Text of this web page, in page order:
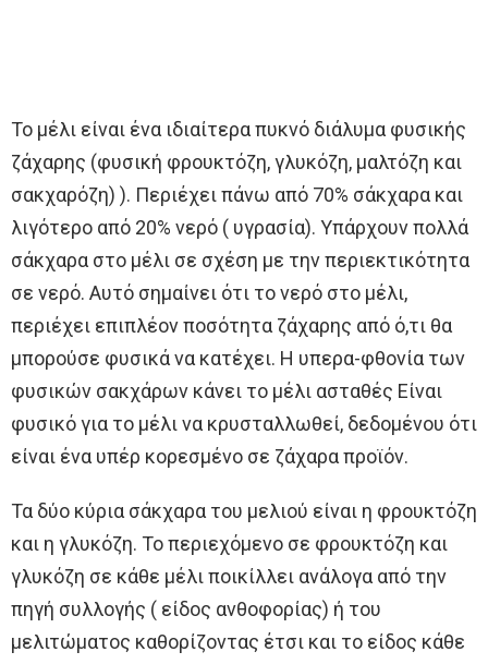
Το μέλι είναι ένα ιδιαίτερα πυκνό διάλυμα φυσικής
ζάχαρης (φυσική φρουκτόζη, γλυκόζη, μαλτόζη και
σακχαρόζη) ). Περιέχει πάνω από 70% σάκχαρα και
λιγότερο από 20% νερό ( υγρασία). Υπάρχουν πολλά
σάκχαρα στο μέλι σε σχέση με την περιεκτικότητα
σε νερό. Αυτό σημαίνει ότι το νερό στο μέλι,
περιέχει επιπλέον ποσότητα ζάχαρης από ό,τι θα
μπορούσε φυσικά να κατέχει. Η υπερα-φθονία των
φυσικών σακχάρων κάνει το μέλι ασταθές Είναι
φυσικό για το μέλι να κρυσταλλωθεί, δεδομένου ότι
είναι ένα υπέρ κορεσμένο σε ζάχαρα προϊόν.
Τα δύο κύρια σάκχαρα του μελιού είναι η φρουκτόζη
και η γλυκόζη. Το περιεχόμενο σε φρουκτόζη και
γλυκόζη σε κάθε μέλι ποικίλλει ανάλογα από την
πηγή συλλογής ( είδος ανθοφορίας) ή του
μελιτώματος καθορίζοντας έτσι και το είδος κάθε